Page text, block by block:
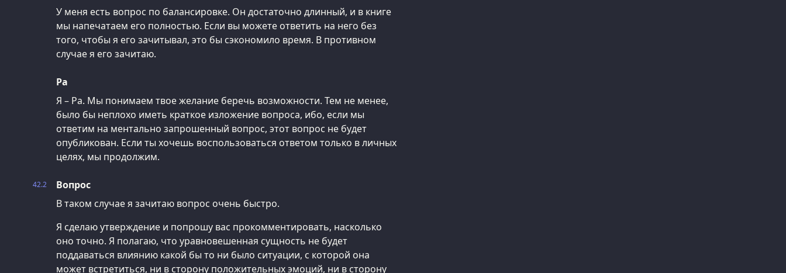
У меня есть вопрос по балансировке. Он достаточно длинный, и в книге
мы напечатаем его полностью. Если вы можете ответить на него без
того, чтобы я его зачитывал, это бы сэкономило время. В противном
случае я его зачитаю.
Ра
Я – Ра. Мы понимаем твое желание беречь возможности. Тем не менее,
было бы неплохо иметь краткое изложение вопроса, ибо, если мы
ответим на ментально запрошенный вопрос, этот вопрос не будет
опубликован. Если ты хочешь воспользоваться ответом только в личных
целях, мы продолжим.
42.2
Вопрос
В таком случае я зачитаю вопрос очень быстро.
Я сделаю утверждение и попрошу вас прокомментировать, насколько
оно точно. Я полагаю, что уравновешенная сущность не будет
поддаваться влиянию какой бы то ни было ситуации, с которой она
может встретиться, ни в сторону положительных эмоций, ни в сторону